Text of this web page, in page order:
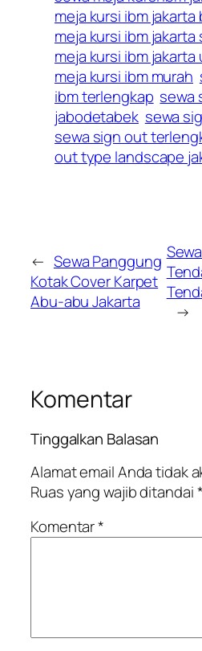
meja kursi ibm jakarta
meja kursi ibm jakarta
meja kursi ibm jakarta
meja kursi ibm murah
ibm terlengkap sewa
jabodetabek sewa
sewa sign out
out type landscape
← Sewa Panggung
Kotak Cover Karpet
Abu-abu Jakarta
→
Komentar
Tinggalkan Balasan
Alamat email Anda tidak
Ruas yang wajib ditandai*
Komentar*